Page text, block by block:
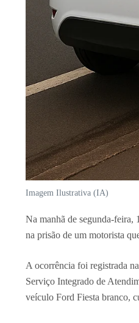
Imagem Ilustrativa (IA)
Na manhã de segunda-feira,
na prisão de um motorista
A ocorrência foi registrada
Serviço Integrado de
veículo Ford Fiesta branco,